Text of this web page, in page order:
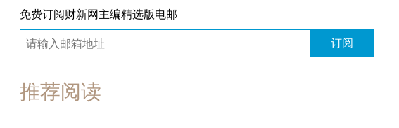
免费订阅财新网主编精选版电邮
订阅
推荐阅读